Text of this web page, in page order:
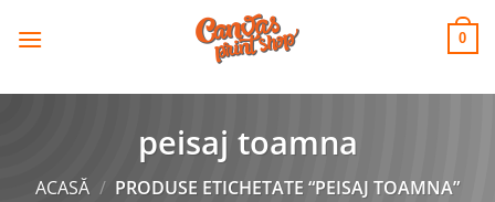
CANVAS
PRINT SHOP 0
peisaj toamna
ACASĂ / PRODUSE ETICHETATE “PEISAJ TOAMNA”